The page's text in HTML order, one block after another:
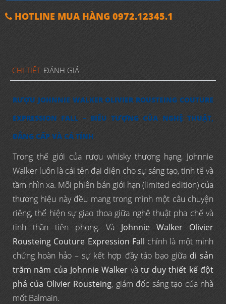
HOTLINE MUA HÀNG 0972.12345.1
CHI TIẾT ĐÁNH GIÁ
RƯỢU JOHNNIE WALKER OLIVIER ROUSTEING COUTURE
EXPRESSION FALL – BIỂU TƯỢNG CỦA NGHỆ THUẬT,
ĐẲNG CẤP VÀ CÁ TÍNH
Trong thế giới của rượu whisky thượng hạng, Johnnie
Walker luôn là cái tên đại diện cho sự sáng tạo, tinh tế và
tầm nhìn xa. Mỗi phiên bản giới hạn (limited edition) của
thương hiệu này đều mang trong mình một câu chuyện
riêng, thể hiện sự giao thoa giữa nghệ thuật pha chế và
tinh thần tiên phong. Và Johnnie Walker Olivier
Rousteing Couture Expression Fall chính là một minh
chứng hoàn hảo – sự kết hợp đầy táo bạo giữa di sản
trăm năm của Johnnie Walker và tư duy thiết kế đột
phá của Olivier Rousteing, giám đốc sáng tạo của nhà
mốt Balmain.